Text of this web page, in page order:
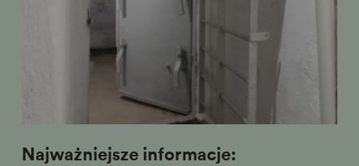
Najważniejsze informacje: